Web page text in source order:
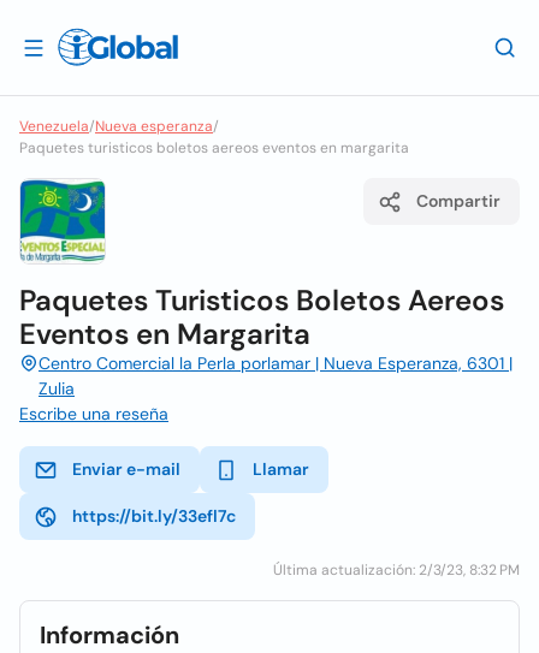
Venezuela/Nueva esperanza/
Paquetes turisticos boletos aereos eventos en margarita
Compartir
Paquetes Turisticos Boletos Aereos
Eventos en Margarita
Centro Comercial la Perla porlamar | Nueva Esperanza, 6301 |
Zulia
Escribe una reseña
Enviar e-mail Llamar
https://bit.ly/33efl7c
Última actualización: 2/3/23, 8:32 PM
Información